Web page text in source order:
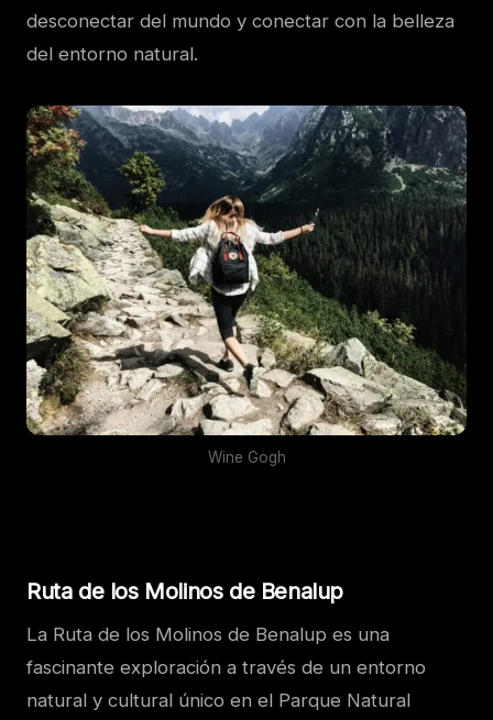
desconectar del mundo y conectar con la belleza
del entorno natural.
Wine Gogh
Ruta de los Molinos de Benalup
La Ruta de los Molinos de Benalup es una
fascinante exploración a través de un entorno
natural y cultural único en el Parque Natural